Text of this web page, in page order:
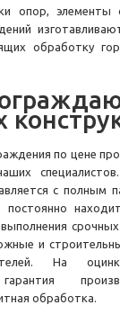
опор, элементы
обработку
по цене
с полным
постоянно
и
На
гарантия
обработка.